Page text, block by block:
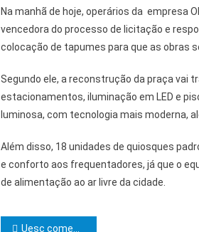
Na manhã de hoje, operários da empresa
vencedora do processo de licitação e
colocação de tapumes para que as obras
Segundo ele, a reconstrução da praça vai
estacionamentos, iluminação em LED e
luminosa, com tecnologia mais moderna,
Além disso, 18 unidades de quiosques
e conforto aos frequentadores, já que o
de alimentação ao ar livre da cidade.
Uesc comemora parceria com o Colégio da Polícia Militar Rômulo Galvão